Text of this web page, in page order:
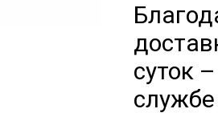
суток